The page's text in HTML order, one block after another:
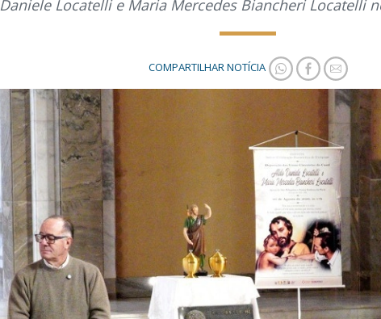
Daniele Locatelli e Maria Mercedes Biancheri Locatelli
COMPARTILHAR NOTÍCIA